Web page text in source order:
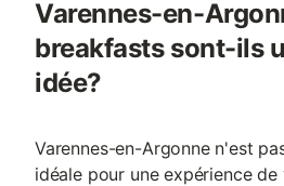
Varennes-en-
breakfasts sont-ils
idée?
Varennes-en-Argonne n'est
idéale pour une expérience